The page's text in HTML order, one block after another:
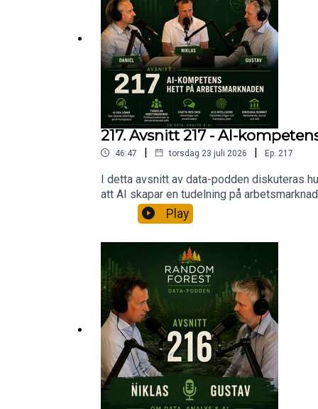
217. Avsnitt 217 - AI-
46:47 | torsdag 23 juli 2026 | Ep. 217
I detta avsnitt av data-podden diskuteras
att AI skapar en tudelning på
att chatta med data, samt filosofiska
rummet och dess implikationer för AI och
lönhttps://computersweden.se/article/
(i sommarkåseri-format).https://
cjcqf/Arguing with the Chinese
Play